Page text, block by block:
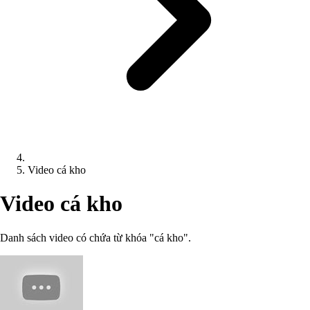
Video cá kho
Video cá kho
Danh sách video có chứa từ khóa "cá kho".